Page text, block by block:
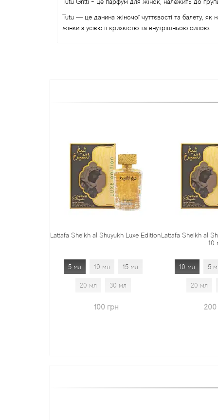
Tutu — це данина жіночої чуттєвості та балету, як
жінки з усією її крихкістю та внутрішньою силою.
Lattafa Sheikh al Shuyukh Luxe Edition
5 мл 10 мл 15 мл
20 мл 30 мл
100 грн
Lattafa Sheikh al
10
10 мл 5
20 мл
200